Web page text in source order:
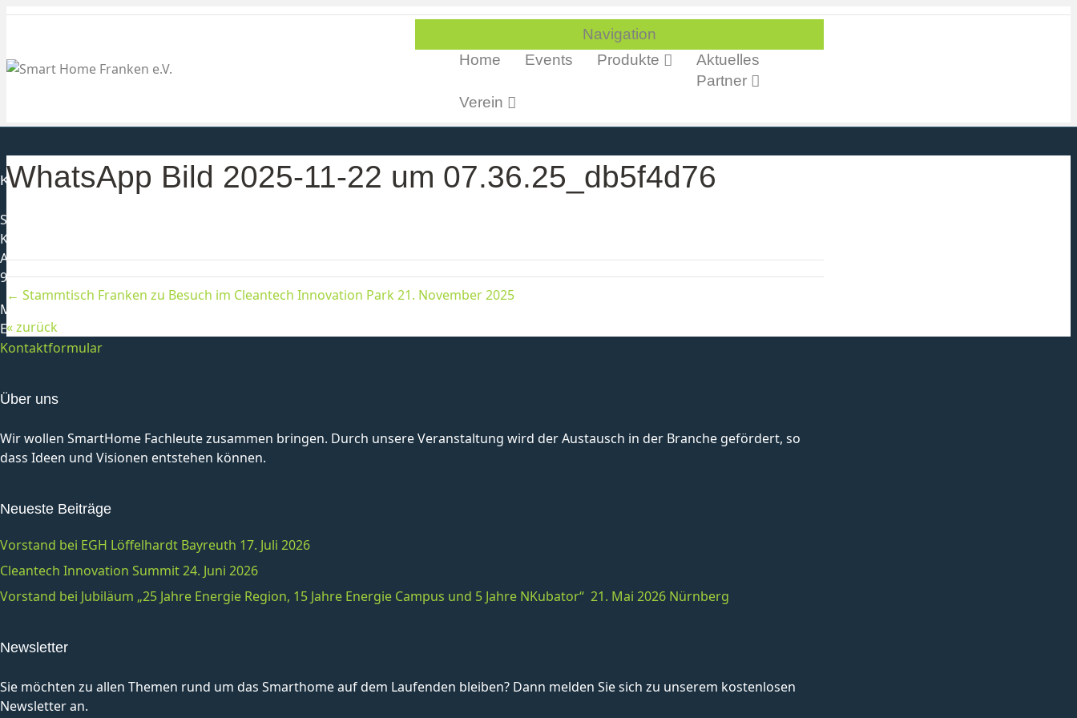
Navigation
Home
Events Produkte
Aktuelles
Partner
Verein
WhatsApp Bild 2025-11-22 um 07.36.25_db5f4d76
← Stammtisch Franken zu Besuch im Cleantech Innovation Park 21. November 2025
« zurück
Kontakt
Smarthome Franken e. V.
Karl-Heinz Schmittlutz
Alter Postweg 1
96179 Rattelsdorf
Mobil:
E-Mail:info@smarthome-franken.org
Kontaktformular
Über uns
Wir wollen SmartHome Fachleute zusammen bringen. Durch unsere Veranstaltung wird der Austausch in der Branche gefördert, so
dass Ideen und Visionen entstehen können.
Neueste Beiträge
Vorstand bei EGH Löffelhardt Bayreuth 17. Juli 2026
Cleantech Innovation Summit 24. Juni 2026
Vorstand bei Jubiläum „25 Jahre Energie Region, 15 Jahre Energie Campus und 5 Jahre NKubator“ 21. Mai 2026 Nürnberg
Newsletter
Sie möchten zu allen Themen rund um das Smarthome auf dem Laufenden bleiben? Dann melden Sie sich zu unserem kostenlosen
Newsletter an.